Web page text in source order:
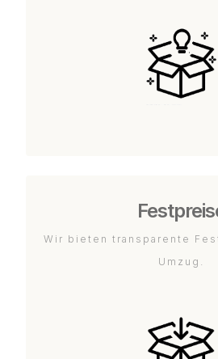
Wir bieten transparente
Umzug.